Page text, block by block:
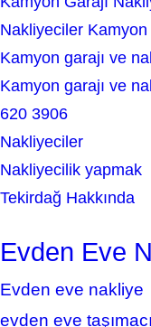
Nakliyeciler Kamyon
Kamyon garajı ve
Kamyon garajı ve
620 3906
Nakliyeciler
Nakliyecilik yapmak
Tekirdağ Hakkında
Evden Eve
Evden eve nakliye
evden eve